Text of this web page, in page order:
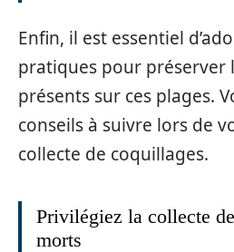
Enfin, il est essentiel
pratiques pour préserver
présents sur ces plages.
conseils à suivre lors de
collecte de coquillages.
Privilégiez la collecte
morts